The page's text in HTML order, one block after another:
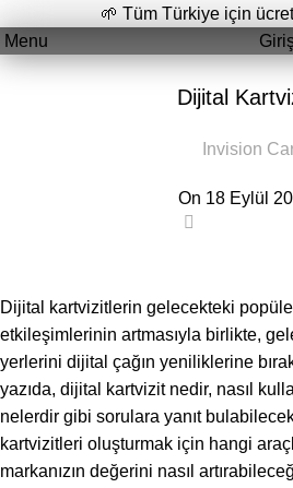
🌱 Tüm Türkiye için
Menu
Dijital
Invision
On 18 Eylül
Dijital kartvizitlerin gelecekteki
etkileşimlerinin artmasıyla birlikte,
yerlerini dijital çağın yeniliklerine
yazıda, dijital kartvizit nedir, nasıl
nelerdir gibi sorulara yanıt
kartvizitleri oluşturmak için hangi
markanızın değerini nasıl